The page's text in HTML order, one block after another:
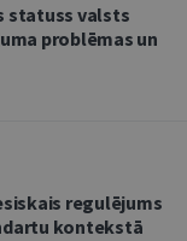
statuss valsts
problēmas un
regulējums
kontekstā